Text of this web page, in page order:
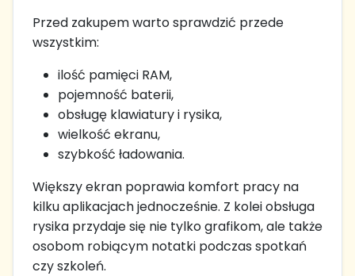
Przed zakupem warto sprawdzić przede
wszystkim:
ilość pamięci RAM,
pojemność baterii,
obsługę klawiatury i rysika,
wielkość ekranu,
szybkość ładowania.
Większy ekran poprawia komfort pracy na
kilku aplikacjach jednocześnie. Z kolei obsługa
rysika przydaje się nie tylko grafikom, ale także
osobom robiącym notatki podczas spotkań
czy szkoleń.